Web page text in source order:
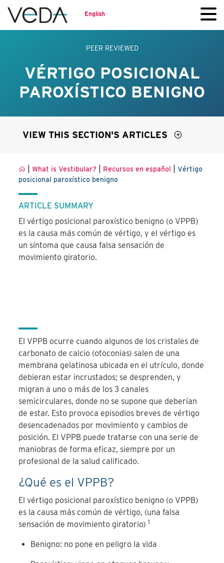
English
PEER REVIEWED
VÉRTIGO POSICIONAL
PAROXÍSTICO BENIGNO
VIEW THIS SECTION'S ARTICLES
|What is Vestibular? Recursos en español |Vértigo
posicional paroxístico benigno
ARTICLE SUMMARY
El vértigo posicional paroxístico benigno (o VPPB)
es la causa más común de vértigo, y el vértigo es
un síntoma que causa falsa sensación de
movimiento giratorio.
El VPPB ocurre cuando algunos de los cristales de
carbonato de calcio (otoconias) salen de una
membrana gelatinosa ubicada en el utrículo, donde
debieran estar incrustados; se desprenden, y
migran a uno o más de los 3 canales
semicirculares, donde no se supone que deberían
de estar. Esto provoca episodios breves de vértigo
desencadenados por movimiento y cambios de
posición. El VPPB puede tratarse con una serie de
maniobras de forma eficaz, siempre por un
profesional de la salud calificado.
¿Qué es el VPPB?
El vértigo posicional paroxístico benigno (o VPPB)
es la causa más común de vértigo, (una falsa
sensación de movimiento giratorio) 1
Benigno: no pone en peligro la vida